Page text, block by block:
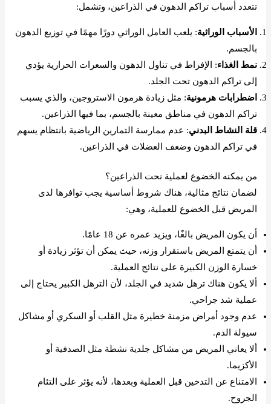
تتعدد أسباب تراكم الدهون في الذراعين، وتشمل:
الأسباب الوراثية: يلعب العامل الوراثي دورًا مهمًا في توزيع الدهون
بالجسم.
نمط الغذاء: الإفراط في تناول الدهون والسعرات الحرارية يؤدي
إلى تراكم الدهون تحت الجلد.
اضطرابات هرمونية: مثل زيادة هرمون الاستروجين، والذي يسبب
تراكم الدهون في مناطق معينة بالجسم، بما فيها الذراعين.
قلة النشاط البدني: عدم ممارسة التمارين الرياضية بانتظام يسهم
في تراكم الدهون وضعف العضلات في الذراعين.
من يمكنه الخضوع لعملية نحت الذراعين؟
لضمان نتائج مثالية، هناك شروط أساسية يجب توافرها لدى
المريض قبل الخضوع للعملية، وهي:
أن يكون المريض بالغًا، ويزيد عمره عن 18 عامًا.
أن يتمتع المريض باستقرار وزنه، حيث يمكن أن تؤثر زيادة أو
خسارة الوزن الكبيرة على نتائج العملية.
ألا يكون هناك ترهل شديد في الجلد، لأن الترهل الكبير يحتاج إلى
عملية شد جراحي.
عدم وجود أمراض مزمنة خطيرة مثل القلب أو السكري أو مشاكل
سيولة الدم.
ألا يعاني المريض من مشاكل جلدية نشطة مثل الصدفية أو
الأكزيما.
الامتناع عن التدخين قبل العملية وبعدها، لأنه يؤثر على التئام
الجروح.